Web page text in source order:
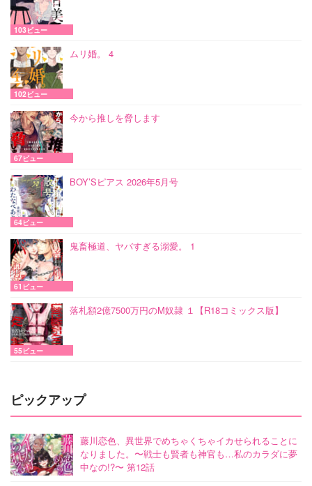
103ビュー
ムリ婚。 4
102ビュー
今から推しを脅します
67ビュー
BOY’Sピアス 2026年5月号
64ビュー
鬼畜極道、ヤバすぎる溺愛。 1
61ビュー
落札額2億7500万円のM奴隷 １【R18コミックス版】
55ビュー
ピックアップ
藤川恋色、異世界でめちゃくちゃイカせられることに
なりました。〜戦士も賢者も神官も…私のカラダに夢
中なの!?〜 第12話